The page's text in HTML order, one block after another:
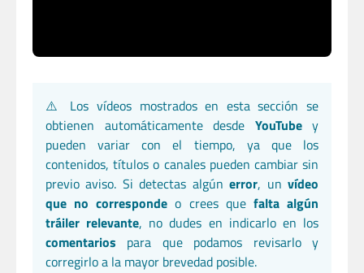
⚠️ Los vídeos mostrados en esta sección se
obtienen automáticamente desde YouTubey
pueden variar con el tiempo, ya que los
contenidos, títulos o canales pueden cambiar sin
previo aviso. Si detectas algúnerror, unvídeo
que no corresponde o crees que falta algún
tráiler relevante, no dudes en indicarlo en los
comentarios para que podamos revisarlo y
corregirlo a la mayor brevedad posible.